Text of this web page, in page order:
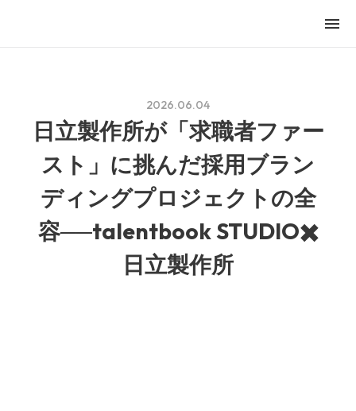
menu
2026.06.04
日立製作所が「求職者ファー
スト」に挑んだ採用ブラン
ディングプロジェクトの全
容──talentbook STUDIO✖️
日立製作所